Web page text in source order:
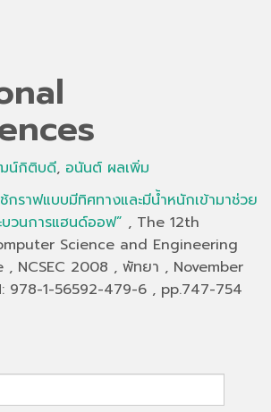
น์กิติบดี, อนันต์ ผลเพิ่ม
กราฟแบบมีทิศทางและมีน้ำหนักเข้ามาช่วย
บวนการแฮนด์ออฟ” , The 12th
Science and Engineering
, NCSEC 2008 , พัทยา , November
978-1-56592-479-6 , pp.747-754